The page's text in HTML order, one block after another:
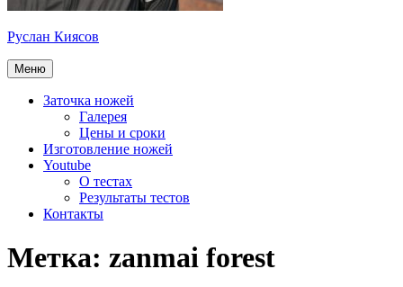
Руслан Киясов
Меню
Заточка ножей
Галерея
Цены и сроки
Изготовление ножей
Youtube
О тестах
Результаты тестов
Контакты
Метка: zanmai forest